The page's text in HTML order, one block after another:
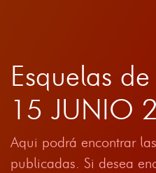
Esquelas
15 JUNIO
Aqui podrá encontrar
publicadas. Si desea